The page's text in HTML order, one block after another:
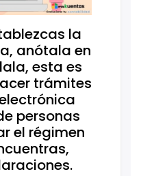
la
anótala en
esta es
trámites
personas
el régimen